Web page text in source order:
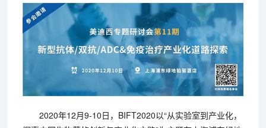
2020年12月9-10日，BIFT2020以“从实验室到产业化，